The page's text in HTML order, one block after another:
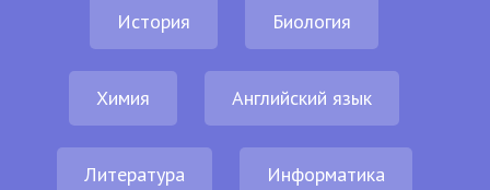
История Биология
Химия Английский язык
Литература Информатика